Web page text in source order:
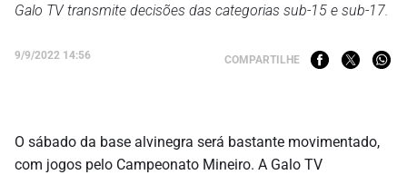
Galo TV transmite decisões das categorias sub-15 e sub-17.
9/9/2022 14:56 COMPARTILHE
O sábado da base alvinegra será bastante movimentado,
com jogos pelo Campeonato Mineiro. A Galo TV